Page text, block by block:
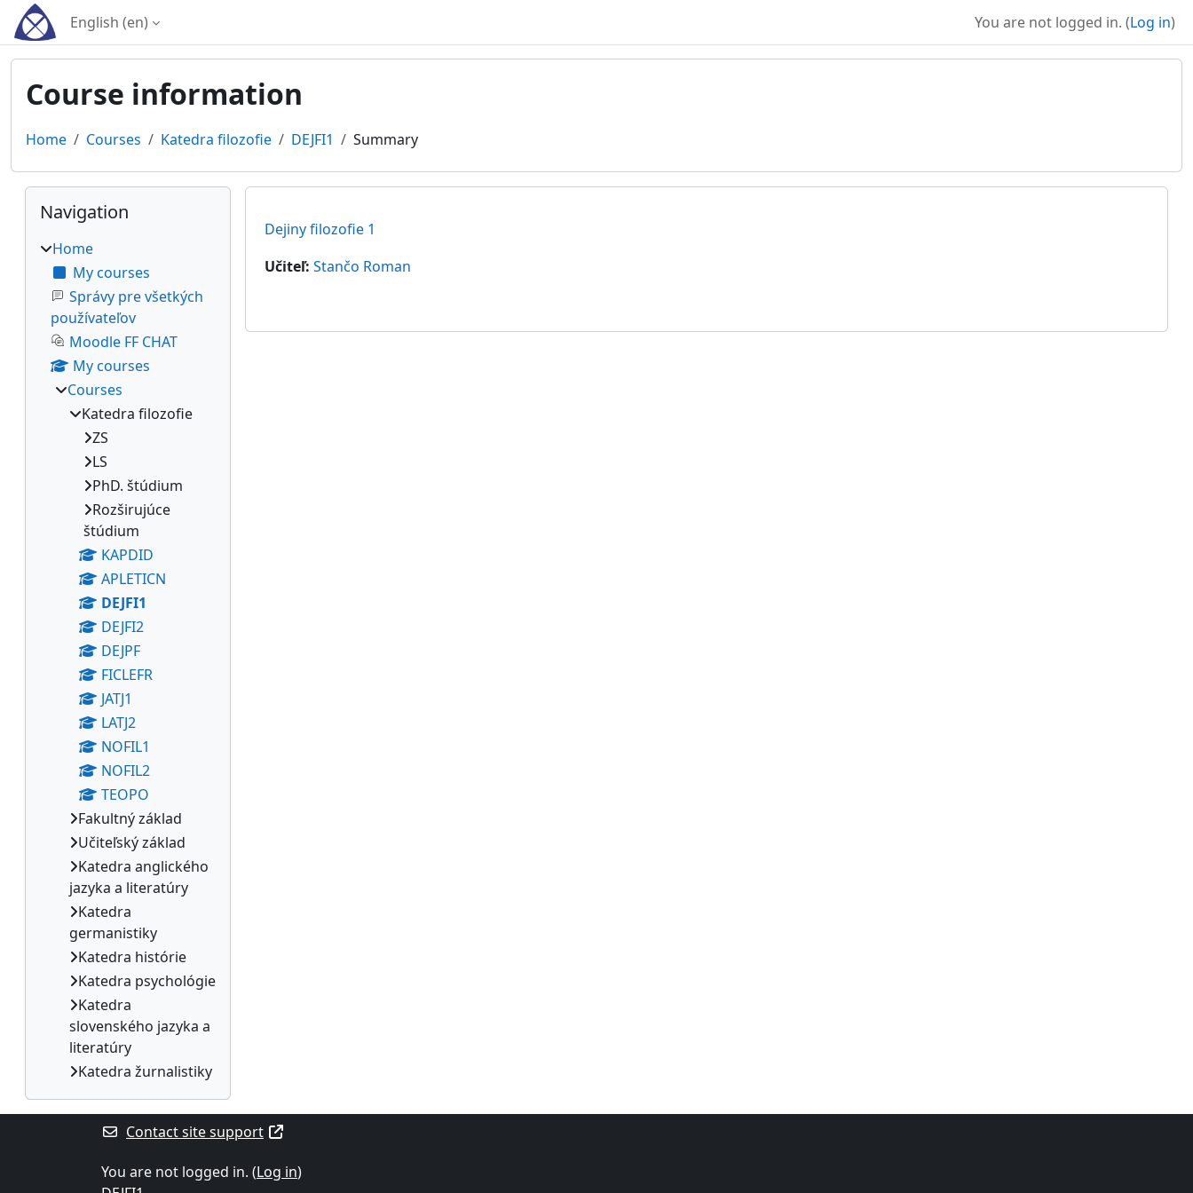
Skip to main content
English ‎(en)‎ You are not logged in. (Log in)
Course information
Home Courses Katedra filozofie DEJFI1 Summary
Dejiny filozofie 1
Učiteľ: Stančo Roman
Blocks
Skip Navigation
Navigation
Home
My courses
Správy pre všetkých
používateľov
Moodle FF CHAT
My courses
Courses
Katedra filozofie
ZS
LS
PhD. štúdium
Rozširujúce
štúdium
KAPDID
APLETICN
DEJFI1
DEJFI2
DEJPF
FICLEFR
JATJ1
LATJ2
NOFIL1
NOFIL2
TEOPO
Fakultný základ
Učiteľský základ
Katedra anglického
jazyka a literatúry
Katedra
germanistiky
Katedra histórie
Katedra psychológie
Katedra
slovenského jazyka a
literatúry
Katedra žurnalistiky
Contact site support
You are not logged in. (Log in)